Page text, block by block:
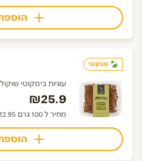
טבעוני
עוגיות ביסקוטי
₪25.9
מחיר ל 100 גרם ₪12.95